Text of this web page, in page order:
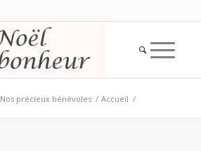
Nos précieux bénévoles / Accueil /